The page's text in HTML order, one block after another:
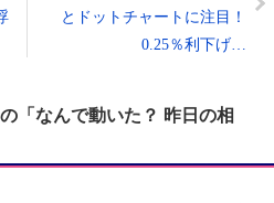
とドットチャートに注目！
0.25％利下げ…
「なんで動いた？ 昨日の相